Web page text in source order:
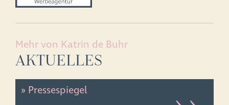
Mehr von Katrin de Buhr
AKTUELLES
» Pressespiegel